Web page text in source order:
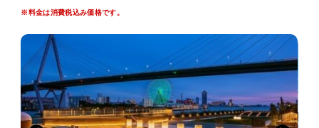
※こちらのプランは1泊限定の受付でございます。
ください。
＜リバーサイドスパ＞
天然温泉の大浴場・サウナ・露天風呂完備。アメニティやタオル類も
ございます。
お部屋には便利なスパバッグもご用意。客室用スリッパとナイトウェ
アご着用でお越しいただけます。
入浴後は木のぬくもりが感じられる開放的なスパロビーでお寛ぎくだ
※料金は消費税込み価格です。